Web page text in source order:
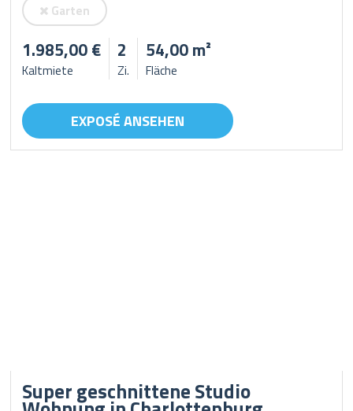
Garten
1.985,00 €
Kaltmiete
2
Zi.
54,00 m²
Fläche
EXPOSÉ ANSEHEN
Super geschnittene Studio